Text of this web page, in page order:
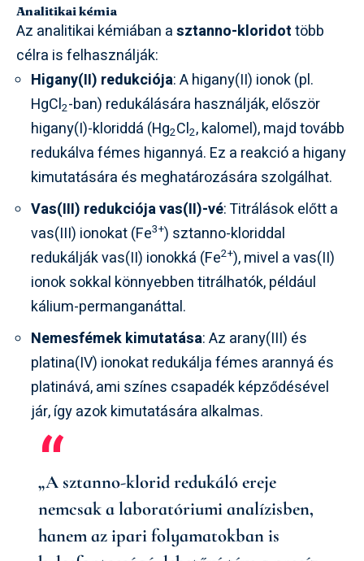
Analitikai kémia
Az analitikai kémiában asztanno-kloridottöbb
célra is felhasználják:
Higany(II) redukciója: A higany(II) ionok (pl.
HgCl2-ban) redukálására használják, először
higany(I)-kloriddá (Hg2Cl2, kalomel), majd tovább
redukálva fémes higannyá. Ez a reakció a higany
kimutatására és meghatározására szolgálhat.
Vas(III) redukciója vas(II)-vé: Titrálások előtt a
vas(III) ionokat (Fe3+) sztanno-kloriddal
redukálják vas(II) ionokká (Fe2+), mivel a vas(II)
ionok sokkal könnyebben titrálhatók, például
kálium-permanganáttal.
Nemesfémek kimutatása: Az arany(III) és
platina(IV) ionokat redukálja fémes arannyá és
platinává, ami színes csapadék képződésével
jár, így azok kimutatására alkalmas.
„A sztanno-klorid redukáló ereje
nemcsak a laboratóriumi analízisben,
hanem az ipari folyamatokban is